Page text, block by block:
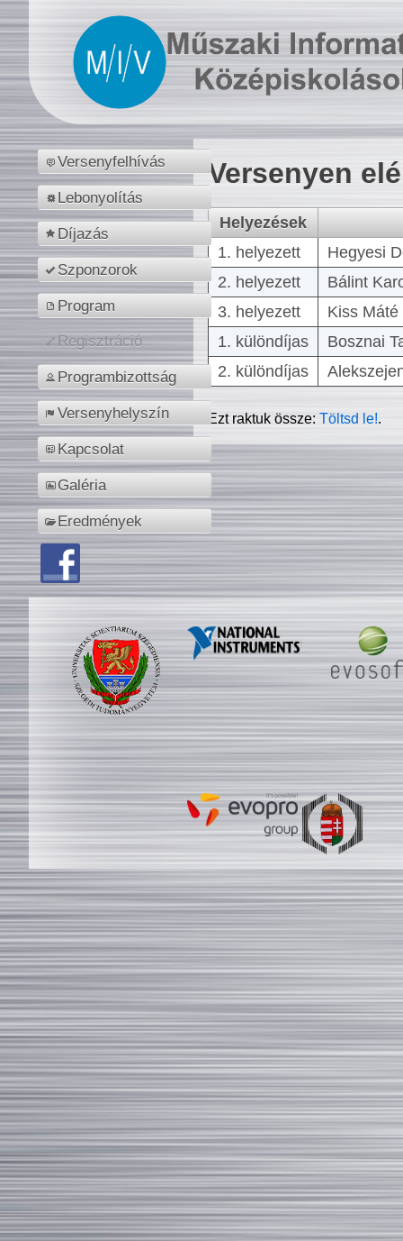
Versenyfelhívás
Lebonyolítás
Díjazás
Szponzorok
Program
Regisztráció
Programbizottság
Versenyhelyszín
Kapcsolat
Galéria
Eredmények
Versenyen
Helyezések
1. helyezett
Hegyesi
2. helyezett
Bálint
3. helyezett
Kiss
1. különdíjas
Bosznai
2. különdíjas
Ezt raktuk össze:Töltsd le!.